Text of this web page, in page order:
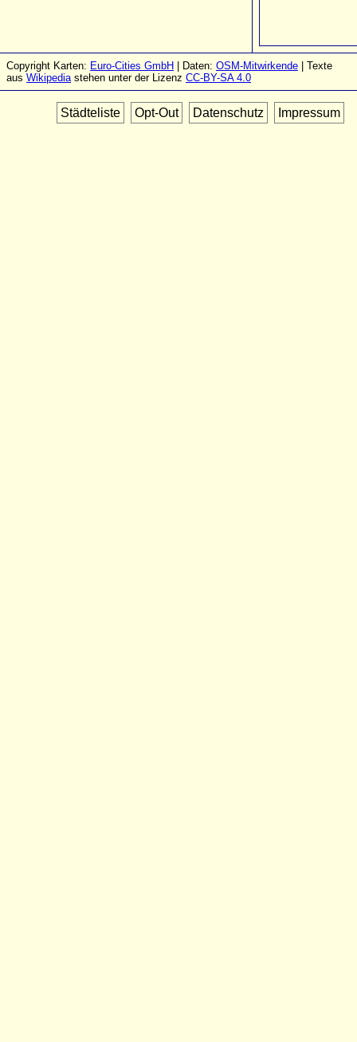
Copyright Karten: Euro-Cities GmbH | Daten: OSM-Mitwirkende | Texte
aus Wikipediastehen unter der Lizenz CC-BY-SA 4.0
Städteliste Opt-Out Datenschutz Impressum